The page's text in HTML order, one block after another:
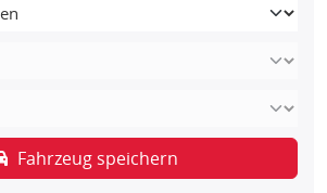
Fahrzeug speichern